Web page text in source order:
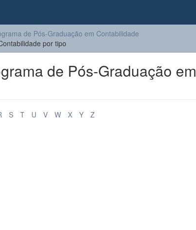
de Pós-Graduação em Contabilidade
por tipo
de Pós-Graduação em
S T U V W X Y Z